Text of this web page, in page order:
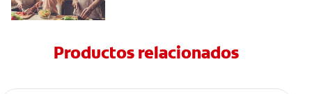
Productos relacionados